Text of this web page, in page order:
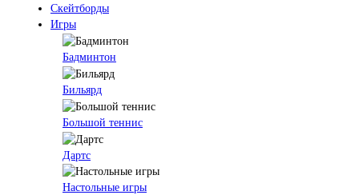
Скейтборды
Игры
Бадминтон
Бильярд
Большой теннис
Дартс
Настольные игры